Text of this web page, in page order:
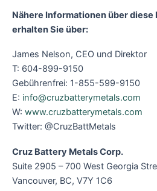
Nähere Informationen über diese
erhalten Sie über:
James Nelson, CEO und Direktor
T: 604-899-9150
Gebührenfrei: 1-855-599-9150
E: info@cruzbatterymetals.com
W: www.cruzbatterymetals.com
Twitter: @CruzBattMetals
Cruz Battery Metals Corp.
Suite 2905 – 700 West Georgia
Vancouver, BC, V7Y 1C6